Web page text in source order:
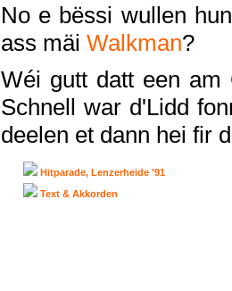
No e bëssi wullen
ass mäi Walkman?
Wéi gutt datt een am
Schnell war d'Lidd
deelen et dann hei fir
Hitparade, Lenzerheide '91
Text & Akkorden